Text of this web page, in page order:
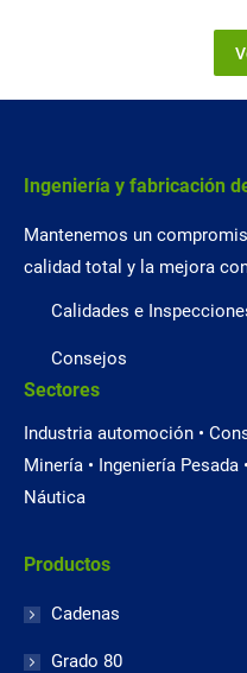
Ingeniería y fabricación
Mantenemos un
calidad total y la mejora
Calidades e
Consejos
Sectores
Industria automoción •
Minería • Ingeniería Pesada
Náutica
Productos
Cadenas
Grado 80